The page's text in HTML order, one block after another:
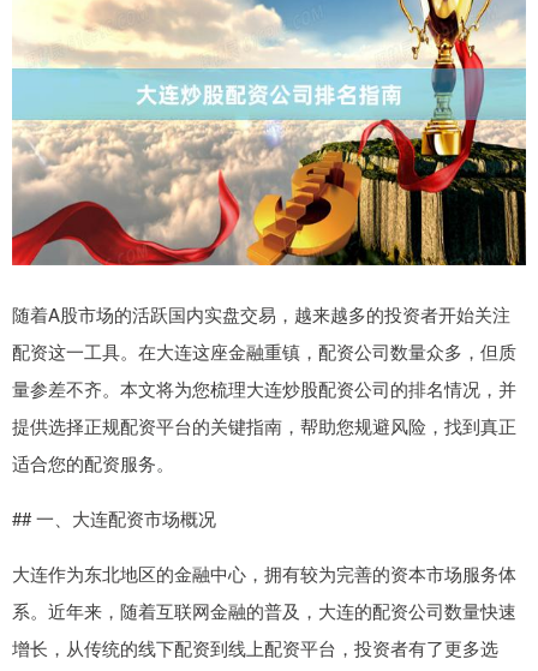
随着A股市场的活跃国内实盘交易，越来越多的投资者开始关注
配资这一工具。在大连这座金融重镇，配资公司数量众多，但质
量参差不齐。本文将为您梳理大连炒股配资公司的排名情况，并
提供选择正规配资平台的关键指南，帮助您规避风险，找到真正
适合您的配资服务。
## 一、大连配资市场概况
大连作为东北地区的金融中心，拥有较为完善的资本市场服务体
系。近年来，随着互联网金融的普及，大连的配资公司数量快速
增长，从传统的线下配资到线上配资平台，投资者有了更多选